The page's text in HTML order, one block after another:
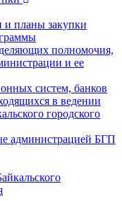
планы закупки
полномочия,
и ее
систем, банков
в ведении
городского
администрацией БГП